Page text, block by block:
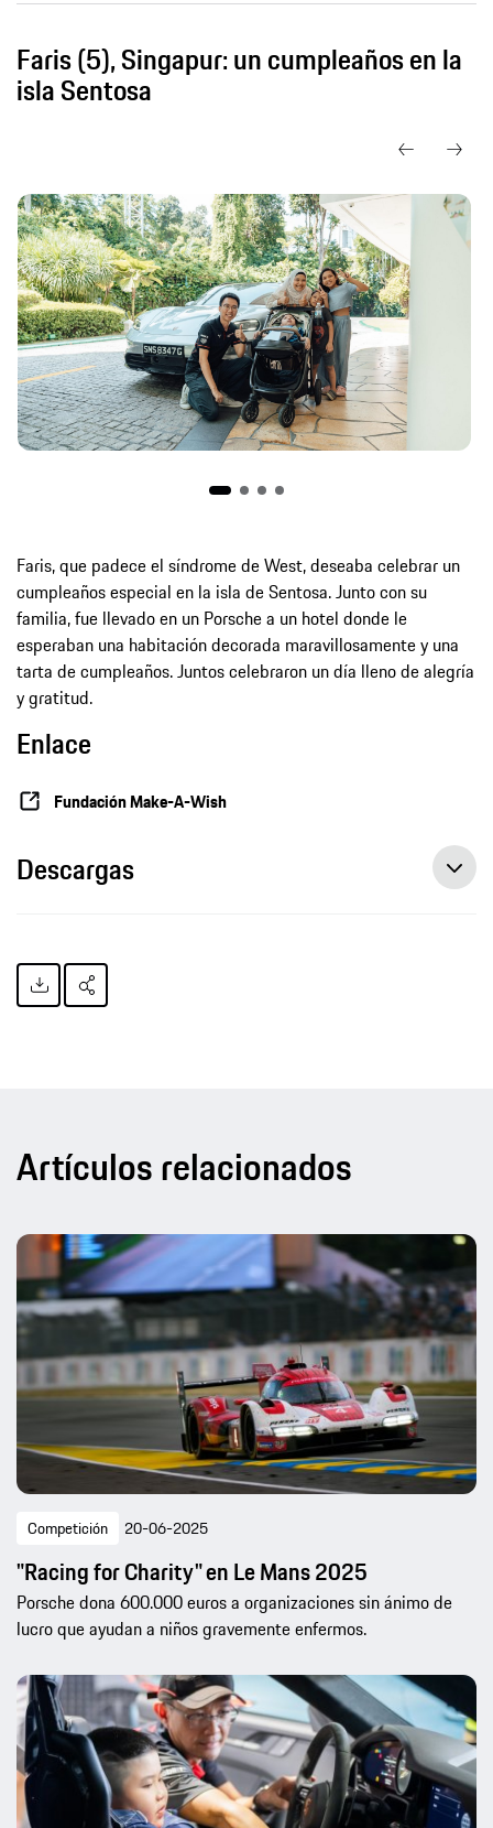
Faris (5), Singapur: un cumpleaños en la
isla Sentosa
Faris, que padece el síndrome de West, deseaba celebrar un
cumpleaños especial en la isla de Sentosa. Junto con su
familia, fue llevado en un Porsche a un hotel donde le
esperaban una habitación decorada maravillosamente y una
tarta de cumpleaños. Juntos celebraron un día lleno de alegría
y gratitud.
Enlace
Fundación Make-A-Wish
Descargas
Artículos relacionados
Competición 20-06-2025
"Racing for Charity" en Le Mans 2025
Porsche dona 600.000 euros a organizaciones sin ánimo de
lucro que ayudan a niños gravemente enfermos.